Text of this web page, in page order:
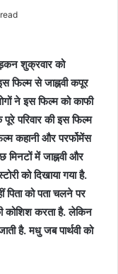
शुक्रवार को
फिल्म से जाह्नवी कपूर
ने इस फिल्म को काफी
परिवार की इस फिल्म
कहानी और परर्फोमेंस
में जाह्नवी और
को दिखाया गया है.
पिता को पता चलने पर
कोशिश करता है. लेकिन
है. मधु जब पार्थवी को